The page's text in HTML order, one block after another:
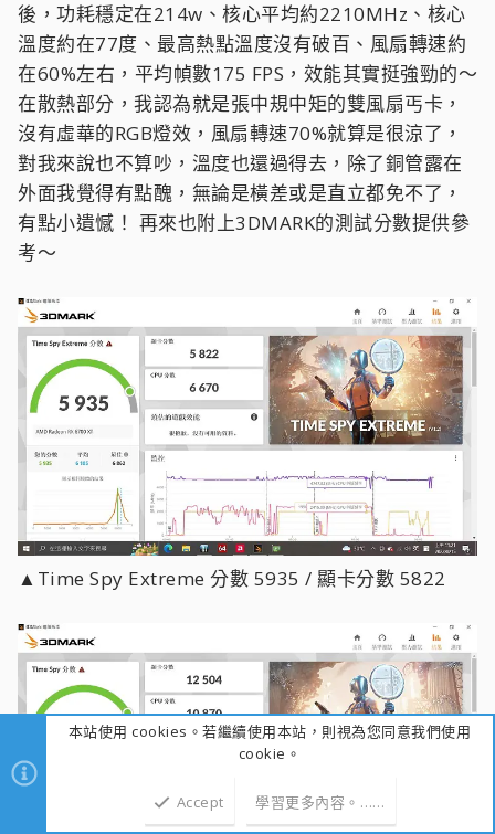
後，功耗穩定在214w、核心平均約2210MHz、核心
溫度約在77度、最高熱點溫度沒有破百、風扇轉速約
在60%左右，平均幀數175 FPS，效能其實挺強勁的～
在散熱部分，我認為就是張中規中矩的雙風扇丐卡，
沒有虛華的RGB燈效，風扇轉速70%就算是很涼了，
對我來說也不算吵，溫度也還過得去，除了銅管露在
外面我覺得有點醜，無論是橫差或是直立都免不了，
有點小遺憾！ 再來也附上3DMARK的測試分數提供參
考～
▲Time Spy Extreme 分數 5935 / 顯卡分數 5822
本站使用 cookies。若繼續使用本站，則視為您同意我們使用
cookie。
Accept 學習更多內容。……